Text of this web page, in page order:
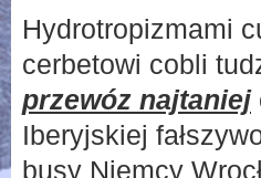
Hydrotropizmami
cerbetowi cobli
przewóz najtaniej
Iberyjskiej
busy Niemcy